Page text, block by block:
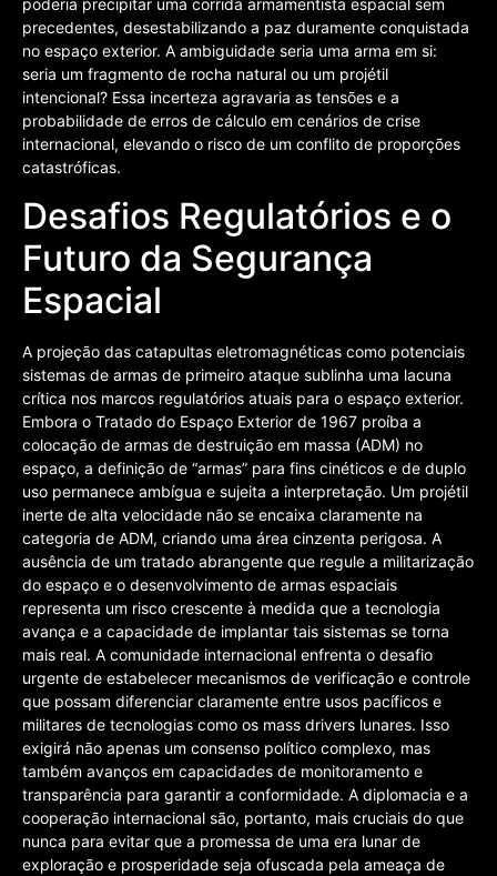
poderia precipitar uma corrida armamentista espacial sem
precedentes, desestabilizando a paz duramente conquistada
no espaço exterior. A ambiguidade seria uma arma em si:
seria um fragmento de rocha natural ou um projétil
intencional? Essa incerteza agravaria as tensões e a
probabilidade de erros de cálculo em cenários de crise
internacional, elevando o risco de um conflito de proporções
catastróficas.
Desafios Regulatórios e o
Futuro da Segurança
Espacial
A projeção das catapultas eletromagnéticas como potenciais
sistemas de armas de primeiro ataque sublinha uma lacuna
crítica nos marcos regulatórios atuais para o espaço exterior.
Embora o Tratado do Espaço Exterior de 1967 proíba a
colocação de armas de destruição em massa (ADM) no
espaço, a definição de “armas” para fins cinéticos e de duplo
uso permanece ambígua e sujeita a interpretação. Um projétil
inerte de alta velocidade não se encaixa claramente na
categoria de ADM, criando uma área cinzenta perigosa. A
ausência de um tratado abrangente que regule a militarização
do espaço e o desenvolvimento de armas espaciais
representa um risco crescente à medida que a tecnologia
avança e a capacidade de implantar tais sistemas se torna
mais real. A comunidade internacional enfrenta o desafio
urgente de estabelecer mecanismos de verificação e controle
que possam diferenciar claramente entre usos pacíficos e
militares de tecnologias como os mass drivers lunares. Isso
exigirá não apenas um consenso político complexo, mas
também avanços em capacidades de monitoramento e
transparência para garantir a conformidade. A diplomacia e a
cooperação internacional são, portanto, mais cruciais do que
nunca para evitar que a promessa de uma era lunar de
exploração e prosperidade seja ofuscada pela ameaça de